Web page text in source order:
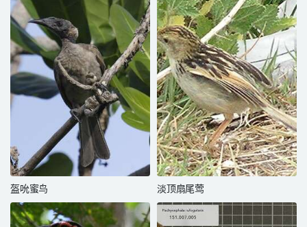
盔吮蜜鸟 淡顶扇尾莺